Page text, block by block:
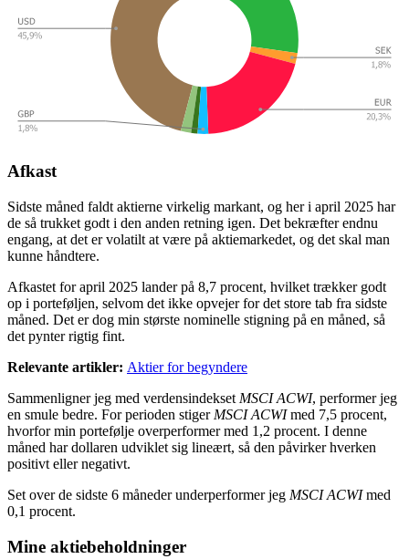
Afkast
Sidste måned faldt aktierne virkelig markant, og her i april 2025 har
de så trukket godt i den anden retning igen. Det bekræfter endnu
engang, at det er volatilt at være på aktiemarkedet, og det skal man
kunne håndtere.
Afkastet for april 2025 lander på 8,7 procent, hvilket trækker godt
op i porteføljen, selvom det ikke opvejer for det store tab fra sidste
måned. Det er dog min største nominelle stigning på en måned, så
det pynter rigtig fint.
Relevante artikler: Aktier for begyndere
Sammenligner jeg med verdensindekset MSCI ACWI, performer jeg
en smule bedre. For perioden stiger MSCI ACWImed 7,5 procent,
hvorfor min portefølje overperformer med 1,2 procent. I denne
måned har dollaren udviklet sig lineært, så den påvirker hverken
positivt eller negativt.
Set over de sidste 6 måneder underperformer jeg MSCI ACWImed
0,1 procent.
Mine aktiebeholdninger